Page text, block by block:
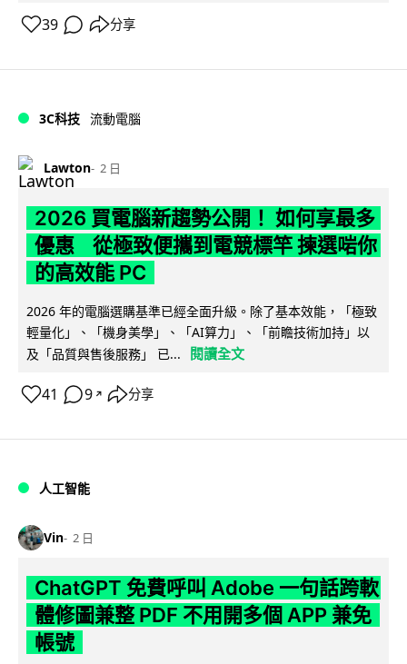
39 分享
3C科技 流動電腦
Lawton 2 日
2026 買電腦新趨勢公開！ 如何享最多
優惠 從極致便攜到電競標竿 揀選啱你
的高效能 PC
2026 年的電腦選購基準已經全面升級。除了基本效能，「極致
輕量化」、「機身美學」、「AI算力」、「前瞻技術加持」以
及「品質與售後服務」 已...
閱讀全文
41 9 ↗ 分享
人工智能
Vin 2 日
ChatGPT 免費呼叫 Adobe 一句話跨軟
體修圖兼整 PDF 不用開多個 APP 兼免
帳號